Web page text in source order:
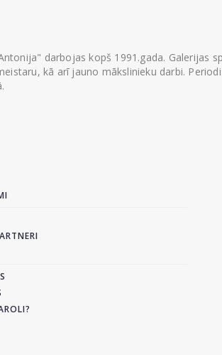
darbojas kopš 1991.gada. Galerijas
kā arī jauno mākslinieku darbi.